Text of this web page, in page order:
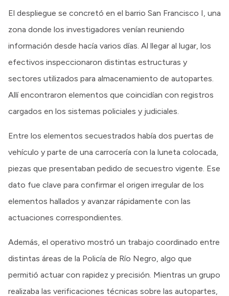
El despliegue se concretó en el barrio San Francisco I, una
zona donde los investigadores venían reuniendo
información desde hacía varios días. Al llegar al lugar, los
efectivos inspeccionaron distintas estructuras y
sectores utilizados para almacenamiento de autopartes.
Allí encontraron elementos que coincidían con registros
cargados en los sistemas policiales y judiciales.
Entre los elementos secuestrados había dos puertas de
vehículo y parte de una carrocería con la luneta colocada,
piezas que presentaban pedido de secuestro vigente. Ese
dato fue clave para confirmar el origen irregular de los
elementos hallados y avanzar rápidamente con las
actuaciones correspondientes.
Además, el operativo mostró un trabajo coordinado entre
distintas áreas de la Policía de Río Negro, algo que
permitió actuar con rapidez y precisión. Mientras un grupo
realizaba las verificaciones técnicas sobre las autopartes,